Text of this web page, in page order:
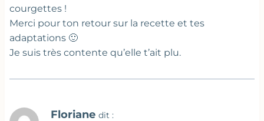
courgettes !
Merci pour ton retour sur la recette et tes
adaptations 🙂
Je suis très contente qu’elle t’ait plu.
Floriane dit :